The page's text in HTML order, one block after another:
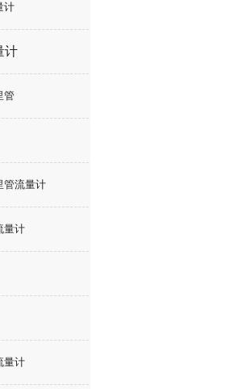
计
计
管
管流量计
量计
量计